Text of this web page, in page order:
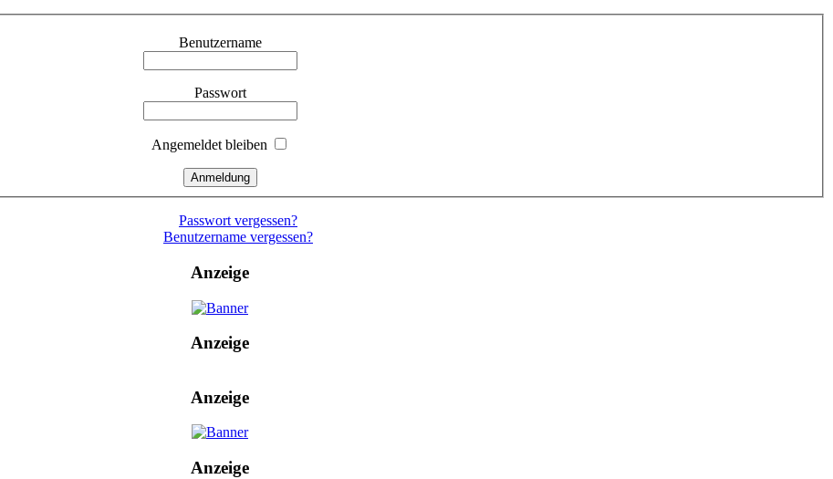
Benutzername
Passwort
Angemeldet bleiben
Passwort vergessen?
Benutzername vergessen?
Anzeige
Anzeige
Anzeige
Anzeige